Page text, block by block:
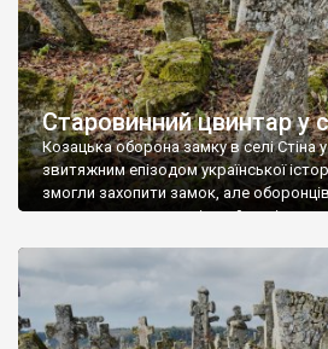
Старовинний цвинтар у
Козацька оборона замку в селі Стіна
звитяжним епізодом української
змогли захопити замок, але
поховали на цвинтарі, який тоді
ньому чимало хрестів 19 століття, є